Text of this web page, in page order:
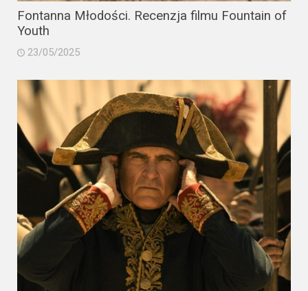
Fontanna Młodości. Recenzja filmu Fountain of
Youth
23/05/2025